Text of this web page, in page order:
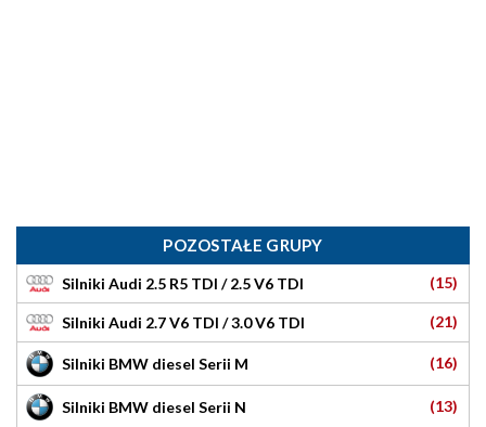
POZOSTAŁE GRUPY
Silniki Audi 2.5 R5 TDI / 2.5 V6 TDI (15)
Silniki Audi 2.7 V6 TDI / 3.0 V6 TDI (21)
Silniki BMW diesel Serii M (16)
Silniki BMW diesel Serii N (13)